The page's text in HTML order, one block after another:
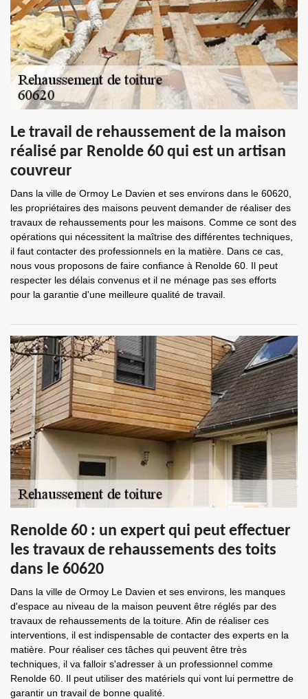
Le travail de rehaussement de la maison
réalisé par Renolde 60 qui est un artisan
couvreur
Dans la ville de Ormoy Le Davien et ses environs dans le 60620,
les propriétaires des maisons peuvent demander de réaliser des
travaux de rehaussements pour les maisons. Comme ce sont des
opérations qui nécessitent la maîtrise des différentes techniques,
il faut contacter des professionnels en la matière. Dans ce cas,
nous vous proposons de faire confiance à Renolde 60. Il peut
respecter les délais convenus et il ne ménage pas ses efforts
pour la garantie d'une meilleure qualité de travail.
Renolde 60 : un expert qui peut effectuer
les travaux de rehaussements des toits
dans le 60620
Dans la ville de Ormoy Le Davien et ses environs, les manques
d'espace au niveau de la maison peuvent être réglés par des
travaux de rehaussements de la toiture. Afin de réaliser ces
interventions, il est indispensable de contacter des experts en la
matière. Pour réaliser ces tâches qui peuvent être très
techniques, il va falloir s'adresser à un professionnel comme
Renolde 60. Il peut utiliser des matériels qui vont lui permettre de
garantir un travail de bonne qualité.